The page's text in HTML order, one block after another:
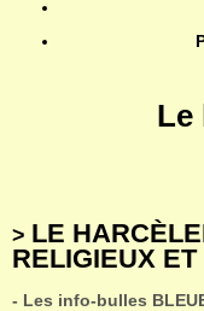
Le
> LE
RELIGIEUX
- Les info-bulles